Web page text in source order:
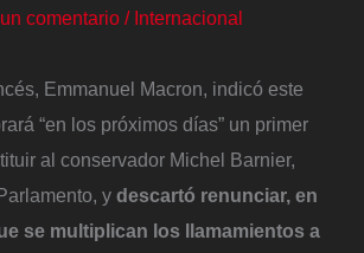
comentario / Internacional
Emmanuel Macron, indicó este
“en los próximos días” un primer
al conservador Michel Barnier,
y descartó renunciar, en
se multiplican los llamamientos a